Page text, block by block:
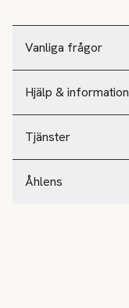
Vanliga frågor
Hjälp & information
Tjänster
Åhlens